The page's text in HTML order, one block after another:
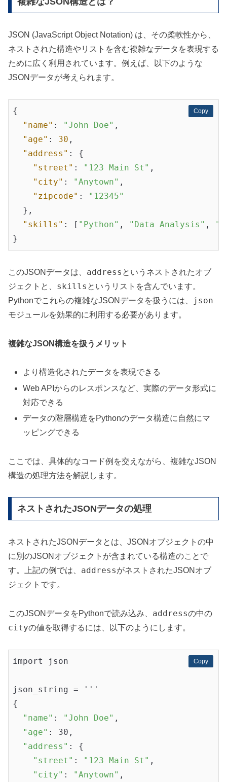
JSON (JavaScript Object Notation) は、その柔軟性から、
ネストされた構造やリストを含む複雑なデータを表現する
ために広く利用されています。例えば、以下のような
JSONデータが考えられます。
Copy
Copy
{
"name" : "John Doe" ,
"age" : 30 ,
"address" : {
"street" : "123 Main St" ,
"city" : "Anytown" ,
"zipcode" :
"12345"
  },
"skills" : [ "Python" , "Data Analysis" ,
このJSONデータは、 address というネストされたオブ
ジェクトと、 skills というリストを含んでいます。
Pythonでこれらの複雑なJSONデータを扱うには、
json
モジュールを効果的に利用する必要があります。
複雑なJSON構造を扱うメリット
より構造化されたデータを表現できる
Web APIからのレスポンスなど、実際のデータ形式に
対応できる
データの階層構造をPythonのデータ構造に自然にマ
ッピングできる
ここでは、具体的なコード例を交えながら、複雑なJSON
構造の処理方法を解説します。
ネストされたJSONデータの処理
ネストされたJSONデータとは、JSONオブジェクトの中
に別のJSONオブジェクトが含まれている構造のことで
す。上記の例では、 addressがネストされたJSONオブ
ジェクトです。
このJSONデータをPythonで読み込み、 addressの中の
cityの値を取得するには、以下のようにします。
Copy
Copy
import json
json_string = '''
{
"name" : "John Doe" ,
"age" : 30,
"address" : {
"street" : "123 Main St" ,
"city" : "Anytown" ,